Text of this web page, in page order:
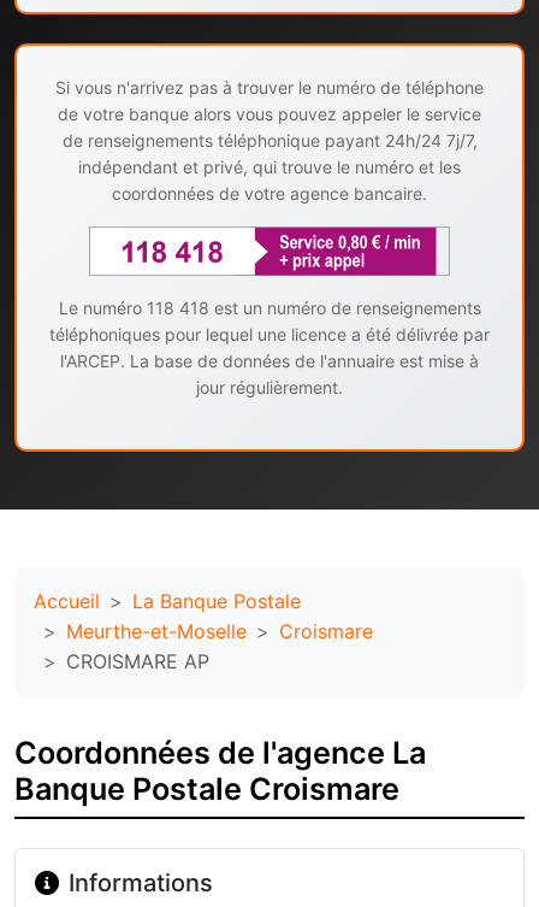
Si vous n'arrivez pas à trouver le numéro de téléphone
de votre banque alors vous pouvez appeler le service
de renseignements téléphonique payant 24h/24 7j/7,
indépendant et privé, qui trouve le numéro et les
coordonnées de votre agence bancaire.
Le numéro 118 418 est un numéro de renseignements
téléphoniques pour lequel une licence a été délivrée par
l'ARCEP. La base de données de l'annuaire est mise à
jour régulièrement.
Accueil
La Banque Postale
Meurthe-et-Moselle
Croismare
CROISMARE AP
Coordonnées de l'agence La
Banque Postale Croismare
Informations